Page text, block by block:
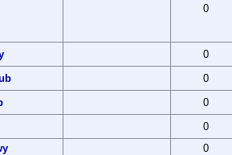
0
0
0
0
0
0